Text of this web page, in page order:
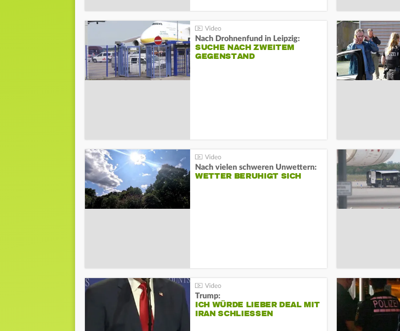
Nach Drohnenfund in Leipzig:
SUCHE NACH ZWEITEM
GEGENSTAND
Nach vielen schweren Unwettern:
WETTER BERUHIGT SICH
Trump:
ICH WÜRDE LIEBER DEAL MIT
IRAN SCHLIESSEN